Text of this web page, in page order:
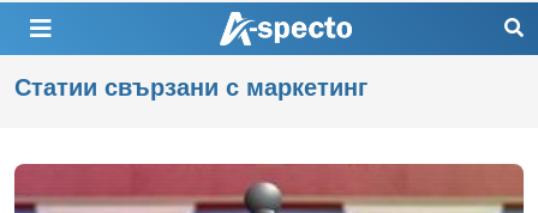
Статии свързани с маркетинг